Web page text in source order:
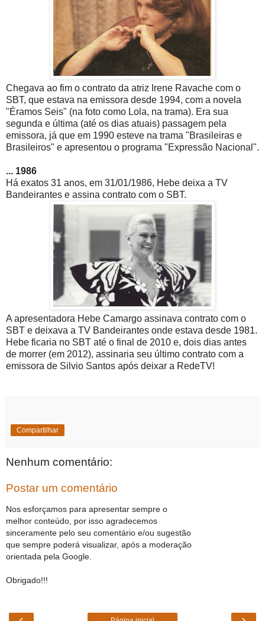
Chegava ao fim o contrato da atriz Irene Ravache com o
SBT, que estava na emissora desde 1994, com a novela
"Éramos Seis" (na foto como Lola, na trama). Era sua
segunda e última (até os dias atuais) passagem pela
emissora, já que em 1990 esteve na trama "Brasileiras e
Brasileiros" e apresentou o programa "Expressão Nacional".
... 1986
Há exatos 31 anos, em 31/01/1986, Hebe deixa a TV
Bandeirantes e assina contrato com o SBT.
A apresentadora Hebe Camargo assinava contrato com o
SBT e deixava a TV Bandeirantes onde estava desde 1981.
Hebe ficaria no SBT até o final de 2010 e, dois dias antes
de morrer (em 2012), assinaria seu último contrato com a
emissora de Silvio Santos após deixar a RedeTV!
Compartilhar
Nenhum comentário:
Postar um comentário
Nos esforçamos para apresentar sempre o
melhor conteúdo, por isso agradecemos
sinceramente pelo seu comentário e/ou sugestão
que sempre poderá visualizar, após a moderação
orientada pela Google.
Obrigado!!!